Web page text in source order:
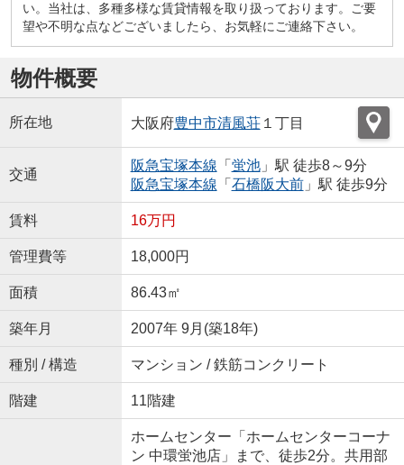
い。当社は、多種多様な賃貸情報を取り扱っております。ご要
望や不明な点などございましたら、お気軽にご連絡下さい。
物件概要
所在地 大阪府豊中市清風荘１丁目
交通
阪急宝塚本線 「 蛍池」駅 徒歩8～9分
阪急宝塚本線 「 石橋阪大前」駅 徒歩9分
賃料 16万円
管理費等 18,000円
面積 86.43㎡
築年月 2007年 9月(築18年)
種別 / 構造 マンション / 鉄筋コンクリート
階建 11階建
ホームセンター「ホームセンターコーナ
ン 中環蛍池店」まで、徒歩2分。共用部